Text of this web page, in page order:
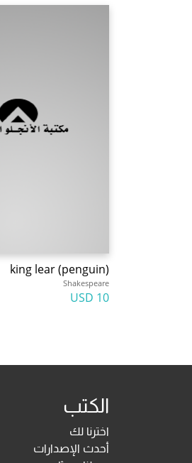
king lear (penguin)
Shakespeare
10 USD
الكتب
اخترنا لك
أحدث الإصدارات